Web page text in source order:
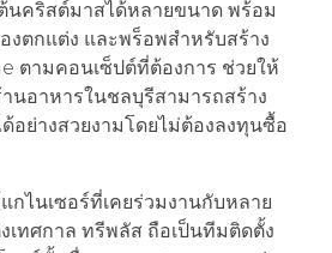
นคริสต์มาสได้หลายขนาด พร้อม
งตกแต่ง และพร็อพสำหรับสร้าง
ตามคอนเซ็ปต์ที่ต้องการ ช่วยให้
นอาหารในชลบุรีสามารถสร้าง
อย่างสวยงามโดยไม่ต้องลงทุนซื้อ
กไนเซอร์ที่เคยร่วมงานกับหลาย
เทศกาล ทรีพลัส ถือเป็นทีมติดตั้ง